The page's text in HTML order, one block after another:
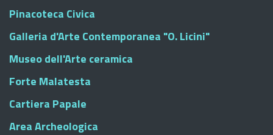
Pinacoteca Civica
Galleria d'Arte Contemporanea "O. Licini"
Museo dell'Arte ceramica
Forte Malatesta
Cartiera Papale
Area Archeologica